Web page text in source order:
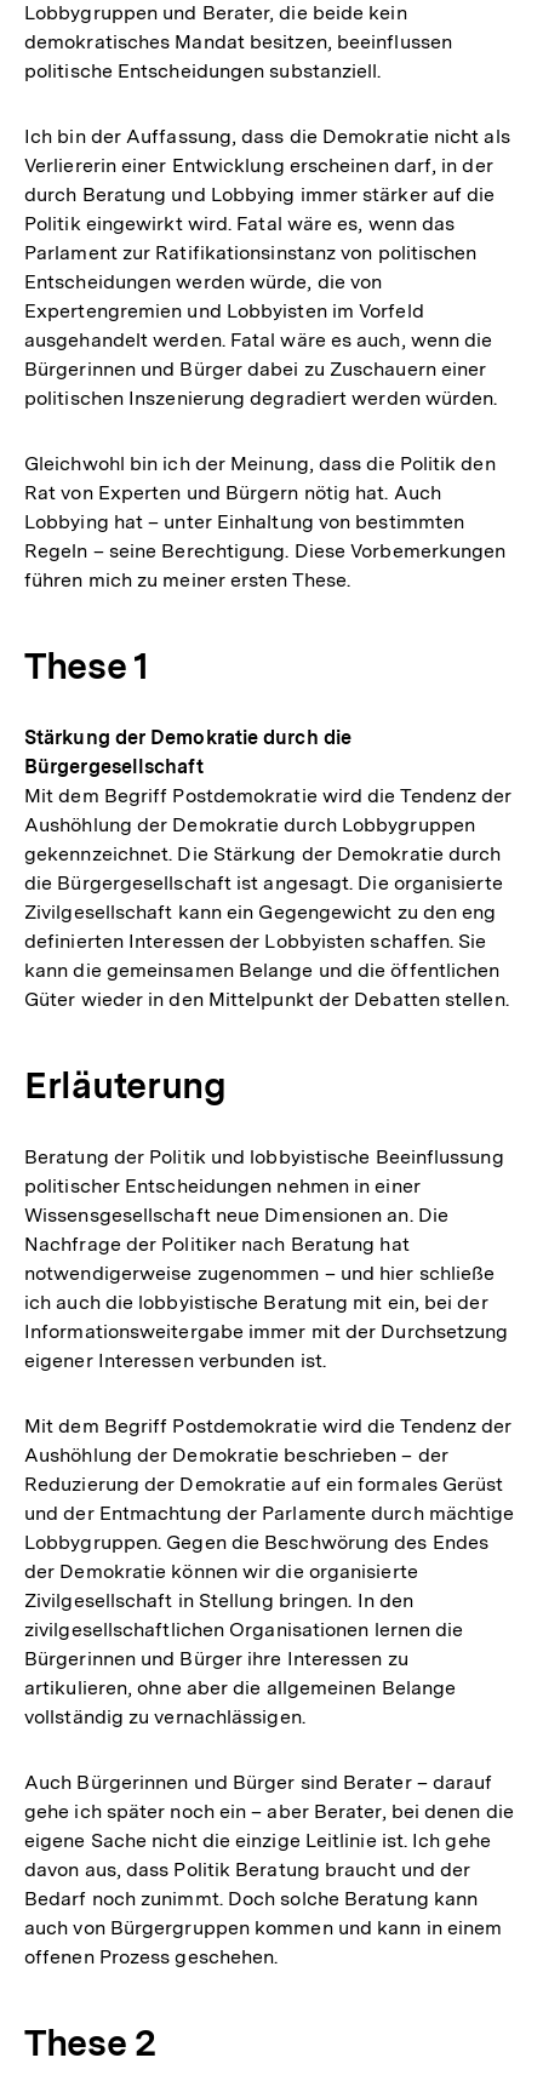
Lobbygruppen und Berater, die beide kein
demokratisches Mandat besitzen, beeinflussen
politische Entscheidungen substanziell.
Ich bin der Auffassung, dass die Demokratie nicht als
Verliererin einer Entwicklung erscheinen darf, in der
durch Beratung und Lobbying immer stärker auf die
Politik eingewirkt wird. Fatal wäre es, wenn das
Parlament zur Ratifikationsinstanz von politischen
Entscheidungen werden würde, die von
Expertengremien und Lobbyisten im Vorfeld
ausgehandelt werden. Fatal wäre es auch, wenn die
Bürgerinnen und Bürger dabei zu Zuschauern einer
politischen Inszenierung degradiert werden würden.
Gleichwohl bin ich der Meinung, dass die Politik den
Rat von Experten und Bürgern nötig hat. Auch
Lobbying hat – unter Einhaltung von bestimmten
Regeln – seine Berechtigung. Diese Vorbemerkungen
führen mich zu meiner ersten These.
These 1
Stärkung der Demokratie durch die
Bürgergesellschaft
Mit dem Begriff Postdemokratie wird die Tendenz der
Aushöhlung der Demokratie durch Lobbygruppen
gekennzeichnet. Die Stärkung der Demokratie durch
die Bürgergesellschaft ist angesagt. Die organisierte
Zivilgesellschaft kann ein Gegengewicht zu den eng
definierten Interessen der Lobbyisten schaffen. Sie
kann die gemeinsamen Belange und die öffentlichen
Güter wieder in den Mittelpunkt der Debatten stellen.
Erläuterung
Beratung der Politik und lobbyistische Beeinflussung
politischer Entscheidungen nehmen in einer
Wissensgesellschaft neue Dimensionen an. Die
Nachfrage der Politiker nach Beratung hat
notwendigerweise zugenommen – und hier schließe
ich auch die lobbyistische Beratung mit ein, bei der
Informationsweitergabe immer mit der Durchsetzung
eigener Interessen verbunden ist.
Mit dem Begriff Postdemokratie wird die Tendenz der
Aushöhlung der Demokratie beschrieben – der
Reduzierung der Demokratie auf ein formales Gerüst
und der Entmachtung der Parlamente durch mächtige
Lobbygruppen. Gegen die Beschwörung des Endes
der Demokratie können wir die organisierte
Zivilgesellschaft in Stellung bringen. In den
zivilgesellschaftlichen Organisationen lernen die
Bürgerinnen und Bürger ihre Interessen zu
artikulieren, ohne aber die allgemeinen Belange
vollständig zu vernachlässigen.
Auch Bürgerinnen und Bürger sind Berater – darauf
gehe ich später noch ein – aber Berater, bei denen die
eigene Sache nicht die einzige Leitlinie ist. Ich gehe
davon aus, dass Politik Beratung braucht und der
Bedarf noch zunimmt. Doch solche Beratung kann
auch von Bürgergruppen kommen und kann in einem
offenen Prozess geschehen.
These 2